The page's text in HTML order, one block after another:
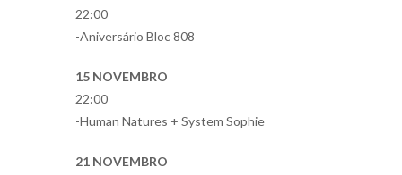
22:00
-Aniversário Bloc 808
15 NOVEMBRO
22:00
-Human Natures + System Sophie
21 NOVEMBRO